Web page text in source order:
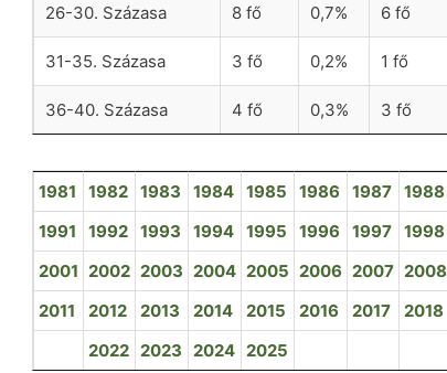
26-30. Százasa 8 fő 0,7% 6 fő
31-35. Százasa 3 fő 0,2% 1 fő
36-40. Százasa 4 fő 0,3% 3 fő
1981 1982 1983 1984 1985 1986 1987 1988
1991
1992 1993 1994 1995 1996 1997 1998
2001 2002 2003 2004 2005 2006 2007 2008
2011
2012 2013 2014 2015 2016 2017 2018
2022 2023 2024 2025